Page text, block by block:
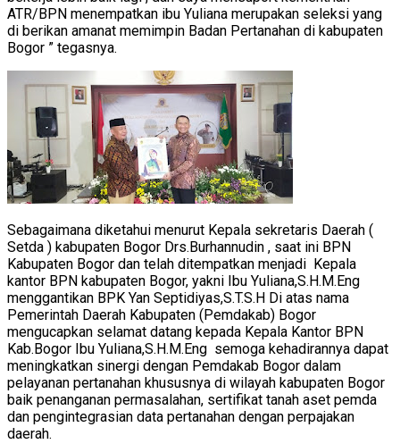
ATR/BPN menempatkan ibu Yuliana merupakan seleksi yang
di berikan amanat memimpin Badan Pertanahan di kabupaten
Bogor ” tegasnya.
Sebagaimana diketahui menurut Kepala sekretaris Daerah (
Setda ) kabupaten Bogor Drs.Burhannudin , saat ini BPN
Kabupaten Bogor dan telah ditempatkan menjadi Kepala
kantor BPN kabupaten Bogor, yakni Ibu Yuliana,S.H.M.Eng
menggantikan BPK Yan Septidiyas,S.T.S.H Di atas nama
Pemerintah Daerah Kabupaten (Pemdakab) Bogor
mengucapkan selamat datang kepada Kepala Kantor BPN
Kab.Bogor Ibu Yuliana,S.H.M.Eng semoga kehadirannya dapat
meningkatkan sinergi dengan Pemdakab Bogor dalam
pelayanan pertanahan khususnya di wilayah kabupaten Bogor
baik penanganan permasalahan, sertifikat tanah aset pemda
dan pengintegrasian data pertanahan dengan perpajakan
daerah.